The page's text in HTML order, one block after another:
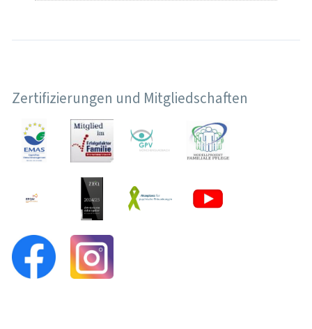
Zertifizierungen und Mitgliedschaften